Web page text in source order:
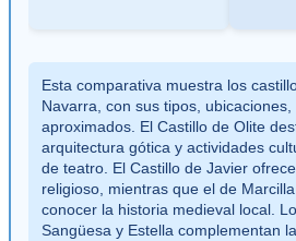
Esta comparativa muestra los
Navarra, con sus tipos,
aproximados. El Castillo de Olite
arquitectura gótica y actividades
de teatro. El Castillo de Javier
religioso, mientras que el de
conocer la historia medieval local.
Sangüesa y Estella complementan